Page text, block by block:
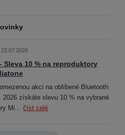
23.07.2026
Sleva 10 % na reproduktory
akci na oblíbené Bluetooth
2026 získáte slevu 10 % na vybrané
Mi...číst celé